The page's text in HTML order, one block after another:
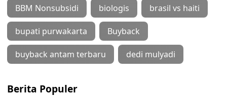
BBM Nonsubsidi biologis brasil vs haiti
bupati purwakarta Buyback
buyback antam terbaru dedi mulyadi
Berita Populer